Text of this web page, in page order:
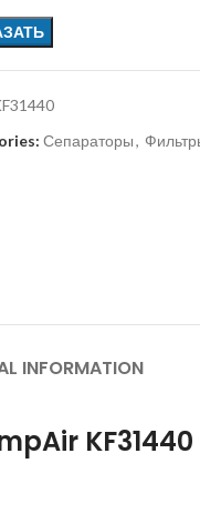
Сепараторы,
INFORMATION
KF31440